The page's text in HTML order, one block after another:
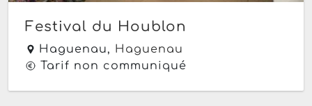
Festival du Houblon
Haguenau, Haguenau
Tarif non communiqué